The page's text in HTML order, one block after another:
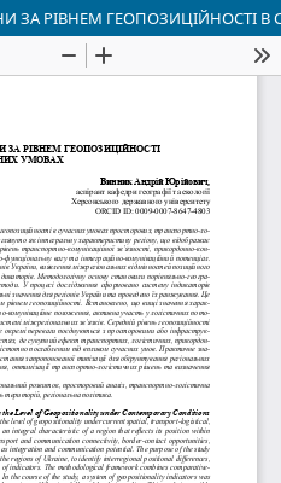
ЗА РІВНЕМ ГЕОПОЗИЦІЙНОСТІ